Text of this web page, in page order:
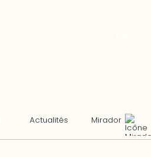
Actualités Mirador